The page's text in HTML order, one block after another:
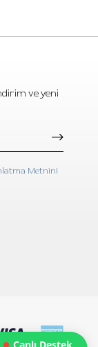
ve yeni
Metnini
Canlı Destek